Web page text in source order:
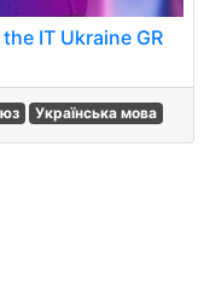
IT Ukraine GR
Українська мова